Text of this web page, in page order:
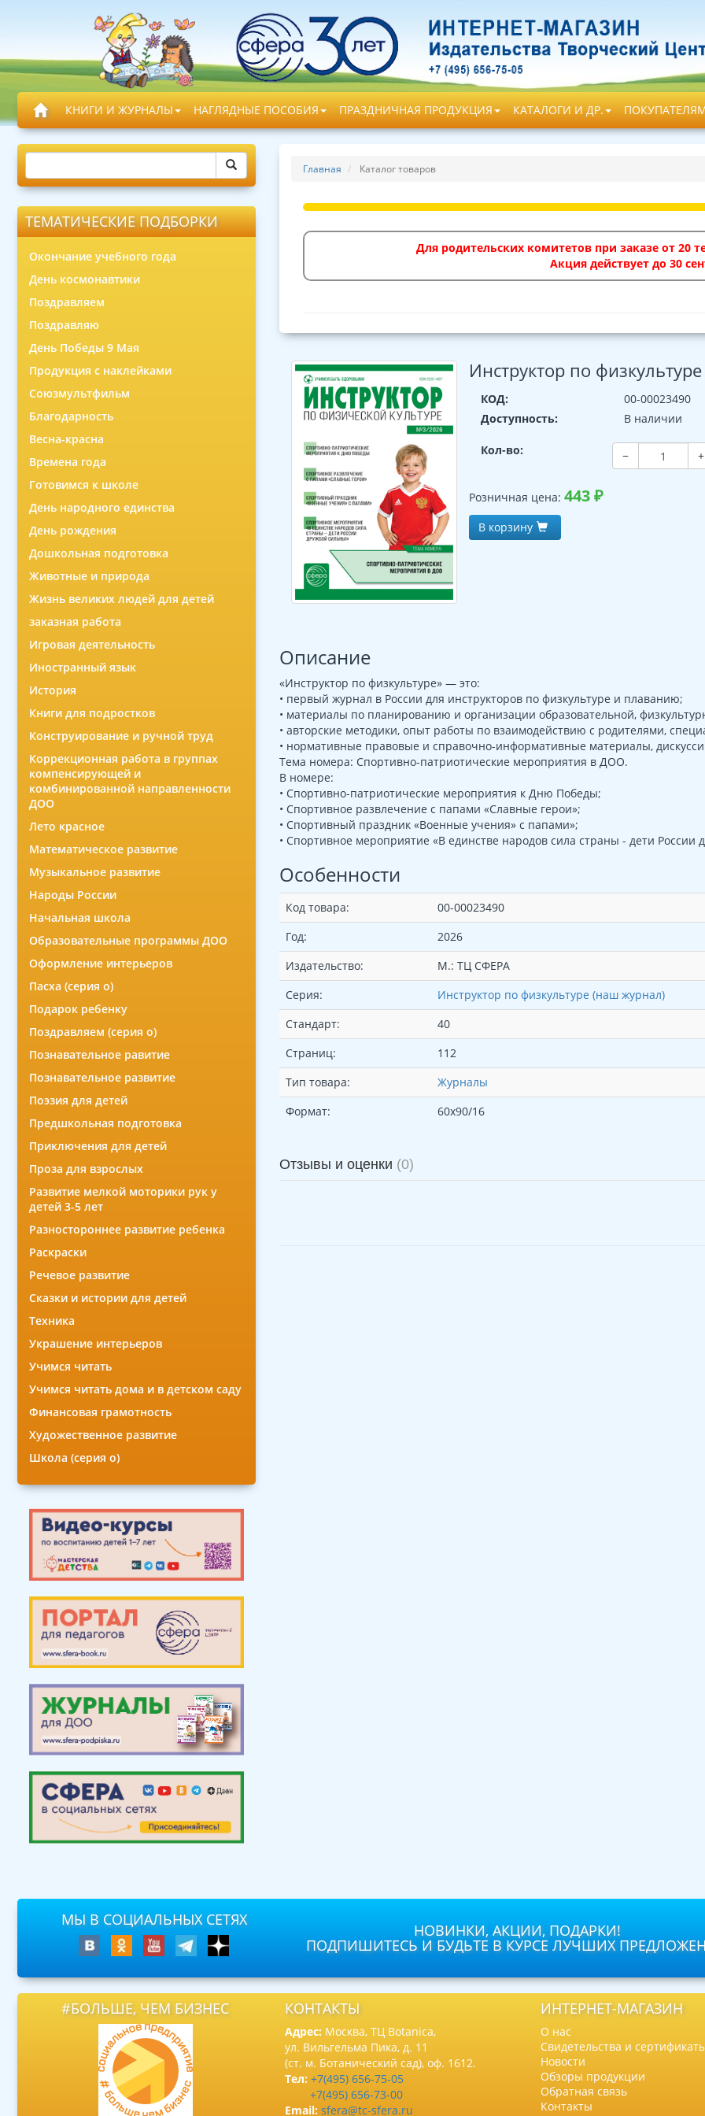
КНИГИ И ЖУРНАЛЫ НАГЛЯДНЫЕ ПОСОБИЯ ПРАЗДНИЧНАЯ ПРОДУКЦИЯ КАТАЛОГИ И ДР.
ТЕМАТИЧЕСКИЕ ПОДБОРКИ
Окончание учебного года
День космонавтики
Поздравляем
Поздравляю
День Победы 9 Мая
Продукция с наклейками
Союзмультфильм
Благодарность
Весна-красна
Времена года
Готовимся к школе
День народного единства
День рождения
Дошкольная подготовка
Животные и природа
Жизнь великих людей для детей
заказная работа
Игровая деятельность
Иностранный язык
История
Книги для подростков
Конструирование и ручной труд
Коррекционная работа в группах
компенсирующей и
комбинированной направленности
ДОО
Лето красное
Математическое развитие
Музыкальное развитие
Народы России
Начальная школа
Образовательные программы ДОО
Оформление интерьеров
Пасха (серия о)
Подарок ребенку
Поздравляем (серия о)
Познавательное равитие
Познавательное развитие
Поэзия для детей
Предшкольная подготовка
Приключения для детей
Проза для взрослых
Развитие мелкой моторики рук у
детей 3-5 лет
Разностороннее развитие ребенка
Раскраски
Речевое развитие
Сказки и истории для детей
Техника
Украшение интерьеров
Учимся читать
Учимся читать дома и в детском саду
Финансовая грамотность
Художественное развитие
Школа (серия о)
Главная Каталог товаров
Для родительских комитетов при заказе от 20
Акция действует до 30
Инструктор по
КОД:
00-00023490
Доступность:
В наличии
Кол-во: − +
Розничная цена:443₽
В корзину
Описание
«Инструктор по физкультуре» — это:
• первый журнал в России для инструкторов по физкультуре и плаванию;
• материалы по планированию и организации образовательной,
• авторские методики, опыт работы по взаимодействию с родителями,
• нормативные правовые и справочно-информативные материалы,
Тема номера: Спортивно-патриотические мероприятия в ДОО.
В номере:
• Спортивно-патриотические мероприятия к Дню Победы;
• Спортивное развлечение с папами «Славные герои»;
• Спортивный праздник «Военные учения» с папами»;
• Спортивное мероприятие «В единстве народов сила страны - дети России
Особенности
Код товара:
00-00023490
Год:
2026
Издательство:
М.: ТЦ СФЕРА
Серия:
Инструктор по физкультуре (наш журнал)
Стандарт:
40
Страниц:
112
Тип товара:
Журналы
Формат:
60х90/16
Отзывы и оценки (0)
МЫ В СОЦИАЛЬНЫХ СЕТЯХ
НОВИНКИ, АКЦИИ, ПОДАРКИ!
ПОДПИШИТЕСЬ И БУДЬТЕ В КУРСЕ ЛУЧШИХ
#БОЛЬШЕ, ЧЕМ БИЗНЕС КОНТАКТЫ
Адрес: Москва, ТЦ Botanica,
ул. Вильгельма Пика, д. 11
(ст. м. Ботанический сад), оф. 1612.
Тел: +7(495) 656-75-05
+7(495) 656-73-00
Email: sfera@tc-sfera.ru
ИНТЕРНЕТ-МАГАЗИН
О нас
Свидетельства и
Новости
Обзоры продукции
Обратная связь
Контакты